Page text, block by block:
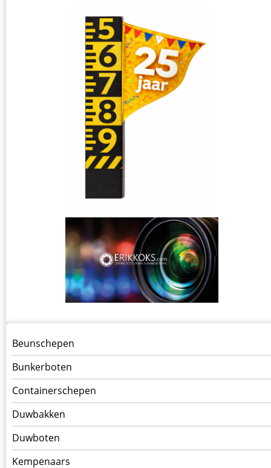
Menu
Schepen
Beunschepen
Bunkerboten
Containerschepen
Duwbakken
Duwboten
Kempenaars